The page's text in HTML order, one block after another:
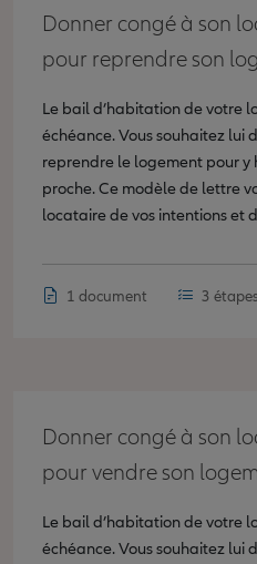
Donner congé à son
pour reprendre son
Le bail d’habitation de votre
échéance. Vous souhaitez lui
reprendre le logement pour
proche. Ce modèle de lettre
locataire de vos intentions et
1 document 3 étapes
Donner congé à son
pour vendre son
Le bail d’habitation de votre
échéance. Vous souhaitez lui